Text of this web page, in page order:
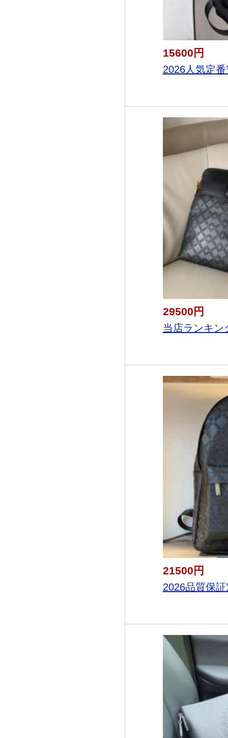
15600円
2026人気定
29500円
当店ランキ
21500円
2026品質保